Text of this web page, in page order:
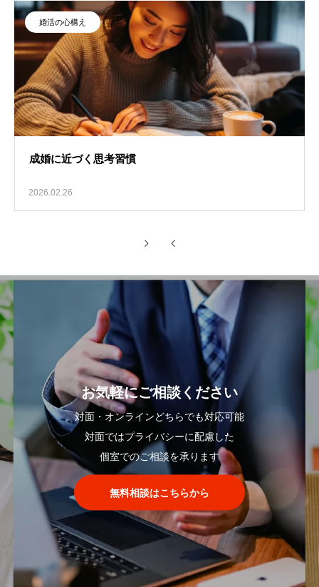
婚活の心構え
成婚に近づく思考習慣
2026.02.26
お気軽にご相談ください
対面・オンラインどちらでも対応可能
対面ではプライバシーに配慮した
個室でのご相談を承ります
無料相談はこちらから